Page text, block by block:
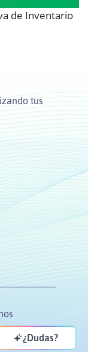
de Inventario
tus
¿Dudas?